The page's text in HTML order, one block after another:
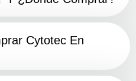
Cytotec En